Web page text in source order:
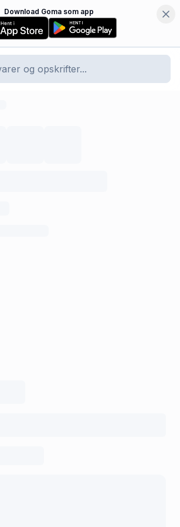
Download Goma som app